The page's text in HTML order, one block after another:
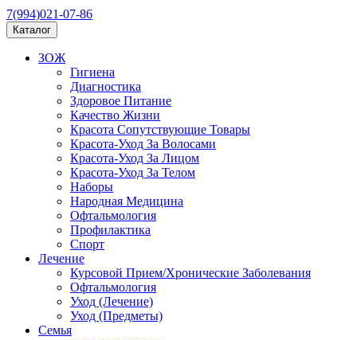
7(994)021-07-86
Каталог
ЗОЖ
Гигиена
Диагностика
Здоровое Питание
Качество Жизни
Красота Сопутствующие Товары
Красота-Уход За Волосами
Красота-Уход За Лицом
Красота-Уход За Телом
Наборы
Народная Медицина
Офтальмология
Профилактика
Спорт
Лечение
Курсовой Прием/Хронические Заболевания
Офтальмология
Уход (Лечение)
Уход (Предметы)
Семья